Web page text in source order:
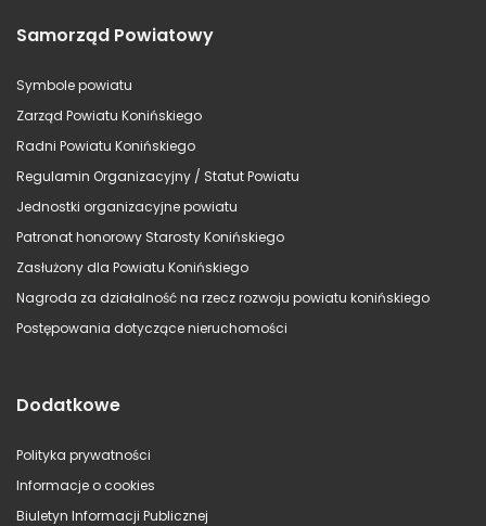
Samorząd Powiatowy
Symbole powiatu
Zarząd Powiatu Konińskiego
Radni Powiatu Konińskiego
Regulamin Organizacyjny / Statut Powiatu
Jednostki organizacyjne powiatu
Patronat honorowy Starosty Konińskiego
Zasłużony dla Powiatu Konińskiego
Nagroda za działalność na rzecz rozwoju powiatu konińskiego
Postępowania dotyczące nieruchomości
Dodatkowe
Polityka prywatności
Informacje o cookies
Biuletyn Informacji Publicznej